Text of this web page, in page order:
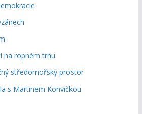
na ropném trhu
středomořský prostor
s Martinem Konvičkou